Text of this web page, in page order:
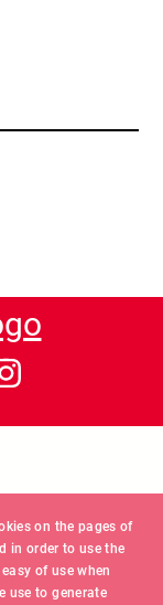
on the pages of
in order to use the
of use when
use to generate